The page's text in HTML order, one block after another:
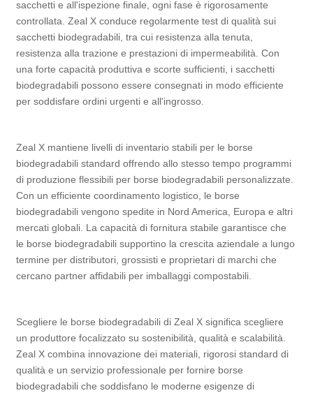
sacchetti e all'ispezione finale, ogni fase è rigorosamente
controllata. Zeal X conduce regolarmente test di qualità sui
sacchetti biodegradabili, tra cui resistenza alla tenuta,
resistenza alla trazione e prestazioni di impermeabilità. Con
una forte capacità produttiva e scorte sufficienti, i sacchetti
biodegradabili possono essere consegnati in modo efficiente
per soddisfare ordini urgenti e all'ingrosso.
Zeal X mantiene livelli di inventario stabili per le borse
biodegradabili standard offrendo allo stesso tempo programmi
di produzione flessibili per borse biodegradabili personalizzate.
Con un efficiente coordinamento logistico, le borse
biodegradabili vengono spedite in Nord America, Europa e altri
mercati globali. La capacità di fornitura stabile garantisce che
le borse biodegradabili supportino la crescita aziendale a lungo
termine per distributori, grossisti e proprietari di marchi che
cercano partner affidabili per imballaggi compostabili.
Scegliere le borse biodegradabili di Zeal X significa scegliere
un produttore focalizzato su sostenibilità, qualità e scalabilità.
Zeal X combina innovazione dei materiali, rigorosi standard di
qualità e un servizio professionale per fornire borse
biodegradabili che soddisfano le moderne esigenze di